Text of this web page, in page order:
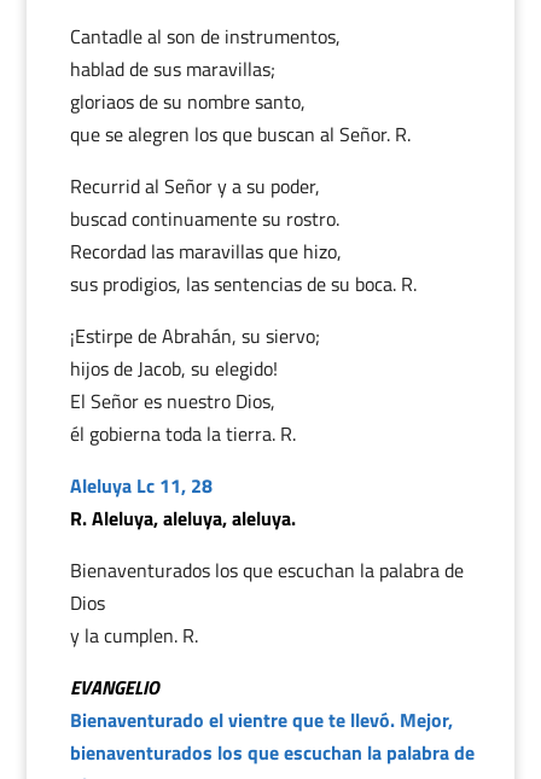
Cantadle al son de instrumentos,
hablad de sus maravillas;
gloriaos de su nombre santo,
que se alegren los que buscan al Señor. R.
Recurrid al Señor y a su poder,
buscad continuamente su rostro.
Recordad las maravillas que hizo,
sus prodigios, las sentencias de su boca. R.
¡Estirpe de Abrahán, su siervo;
hijos de Jacob, su elegido!
El Señor es nuestro Dios,
él gobierna toda la tierra. R.
Aleluya Lc 11, 28
R. Aleluya, aleluya, aleluya.
Bienaventurados los que escuchan la palabra de
Dios
y la cumplen. R.
EVANGELIO
Bienaventurado el vientre que te llevó. Mejor,
bienaventurados los que escuchan la palabra de